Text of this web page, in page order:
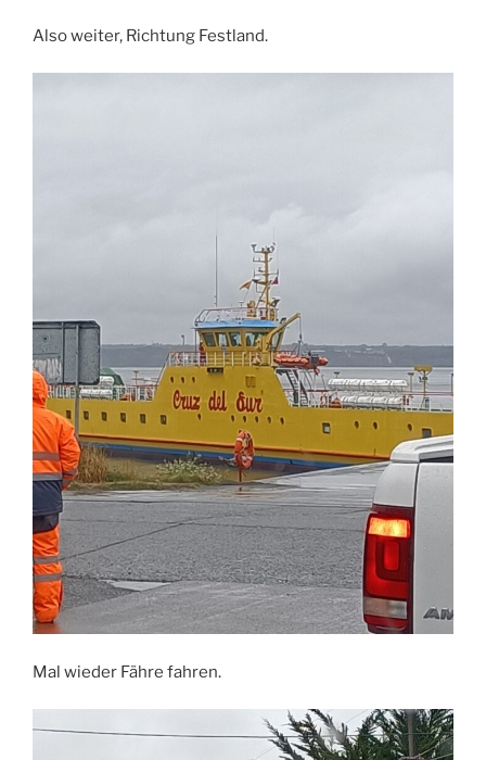
Also weiter, Richtung Festland.
Mal wieder Fähre fahren.